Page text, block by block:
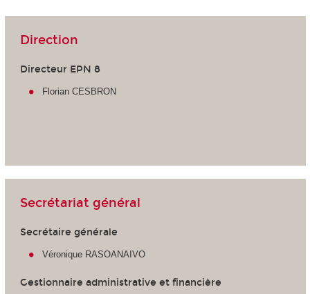
Direction
Directeur EPN 8
Florian CESBRON
Secrétariat général
Secrétaire générale
Véronique RASOANAIVO
Gestionnaire administrative et financière